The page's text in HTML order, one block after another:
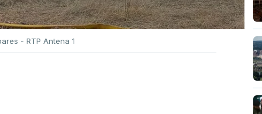
- RTP Antena 1